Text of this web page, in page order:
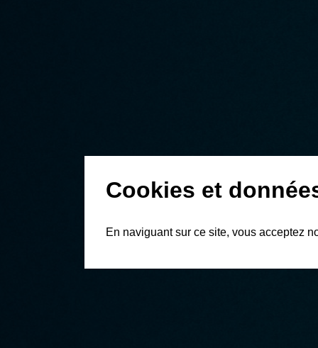
Cookies et
En naviguant sur ce site, vous acceptez